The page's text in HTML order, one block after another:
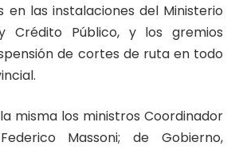
en las instalaciones del Ministerio
Crédito Público, y los gremios
de cortes de ruta en todo
misma los ministros Coordinador
Massoni; de Gobierno,